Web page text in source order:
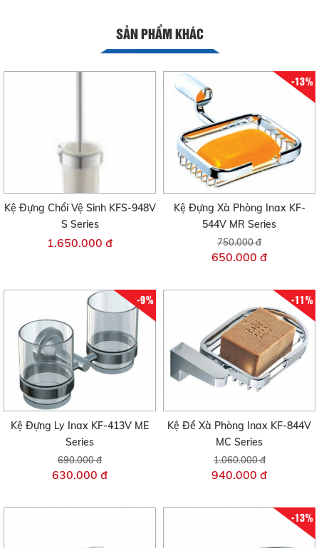
SẢN PHẨM KHÁC
Kệ Đựng Chổi Vệ Sinh KFS-948V
S Series
1.650.000 đ
-13%
Kệ Đựng Xà Phòng Inax KF-
544V MR Series
750.000 đ
650.000 đ
-9%
Kệ Đựng Ly Inax KF-413V ME
Series
690.000 đ
630.000 đ
-11%
Kệ Để Xà Phòng Inax KF-844V
MC Series
1.060.000 đ
940.000 đ
-13%